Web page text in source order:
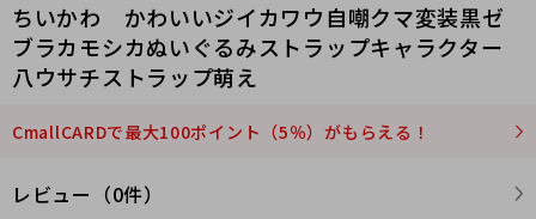
ちいかわ かわいいジイカワウ自嘲クマ変装黒ゼ
ブラカモシカぬいぐるみストラップキャラクター
八ウサチストラップ萌え
CmallCARDで最大100ポイント（5％）がもらえる！
レビュー（0件）